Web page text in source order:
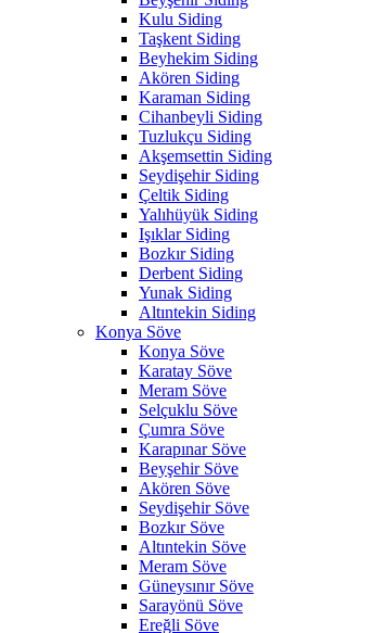
Kulu Siding
Taşkent Siding
Beyhekim Siding
Akören Siding
Karaman Siding
Cihanbeyli Siding
Tuzlukçu Siding
Akşemsettin Siding
Seydişehir Siding
Çeltik Siding
Yalıhüyük Siding
Işıklar Siding
Bozkır Siding
Derbent Siding
Yunak Siding
Altıntekin Siding
Konya Söve
Konya Söve
Karatay Söve
Meram Söve
Selçuklu Söve
Çumra Söve
Karapınar Söve
Beyşehir Söve
Akören Söve
Seydişehir Söve
Bozkır Söve
Altıntekin Söve
Meram Söve
Güneysınır Söve
Sarayönü Söve
Ereğli Söve